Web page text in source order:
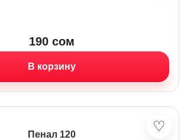
190 сом
В корзину
♡
Пенал 120